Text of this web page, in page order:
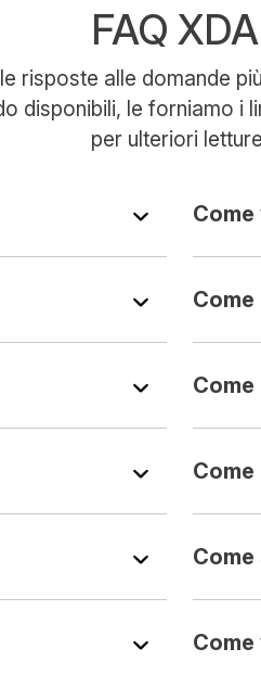
FAQ
risposte alle domande
disponibili, le forniamo i
per ulteriori
Come
Come
Come
Come
Come